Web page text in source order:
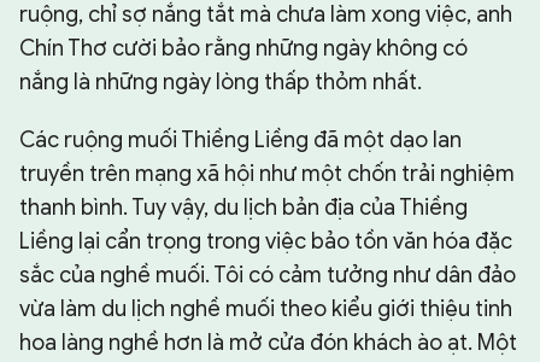
ruộng, chỉ sợ nắng tắt mà chưa làm xong việc, anh
Chín Thơ cười bảo rằng những ngày không có
nắng là những ngày lòng thấp thỏm nhất.
Các ruộng muối Thiềng Liềng đã một dạo lan
truyền trên mạng xã hội như một chốn trải nghiệm
thanh bình. Tuy vậy, du lịch bản địa của Thiềng
Liềng lại cẩn trọng trong việc bảo tồn văn hóa đặc
sắc của nghề muối. Tôi có cảm tưởng như dân đảo
vừa làm du lịch nghề muối theo kiểu giới thiệu tinh
hoa làng nghề hơn là mở cửa đón khách ào ạt. Một